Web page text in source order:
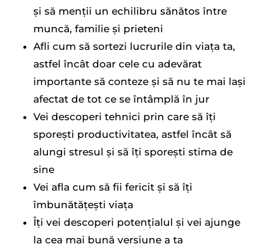
și să menții un echilibru sănătos între
muncă, familie și prieteni
Afli cum să sortezi lucrurile din viața ta,
astfel încât doar cele cu adevărat
importante să conteze și să nu te mai lași
afectat de tot ce se întâmplă în jur
Vei descoperi tehnici prin care să îți
sporești productivitatea, astfel încât să
alungi stresul și să îți sporești stima de
sine
Vei afla cum să fii fericit și să îți
îmbunătățești viața
Îți vei descoperi potențialul și vei ajunge
la cea mai bună versiune a ta